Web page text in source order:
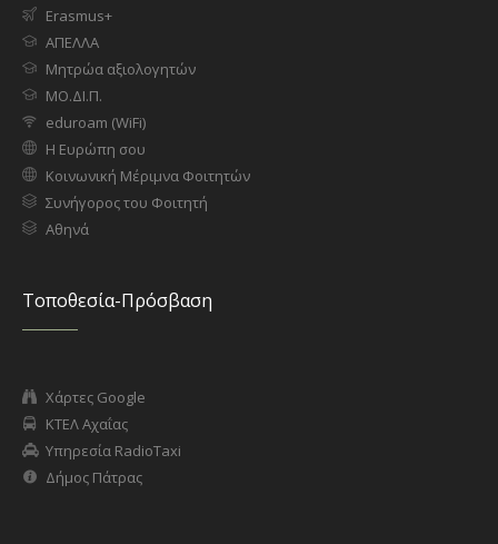
Erasmus+
ΑΠΕΛΛΑ
Μητρώα αξιολογητών
ΜΟ.ΔΙ.Π.
eduroam (WiFi)
Η Ευρώπη σου
Κοινωνική Μέριμνα Φοιτητών
Συνήγορος του Φοιτητή
Αθηνά
Τοποθεσία-Πρόσβαση
Χάρτες Google
ΚΤΕΛ Αχαΐας
Υπηρεσία RadioTaxi
Δήμος Πάτρας